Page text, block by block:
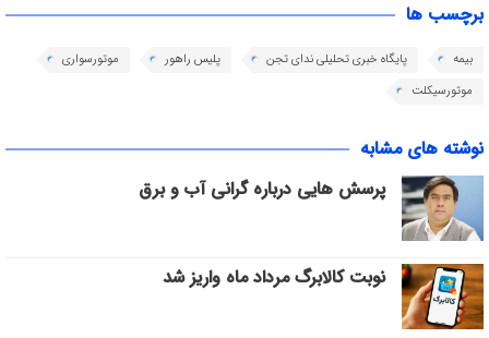
برچسب ها
بیمه پایگاه خبری تحلیلی ندای تجن پلیس راهور
موتورسواری
موتورسیکلت
نوشته های مشابه
پرسش هایی درباره گرانی آب و برق
نوبت کالابرگ مرداد ماه واریز شد